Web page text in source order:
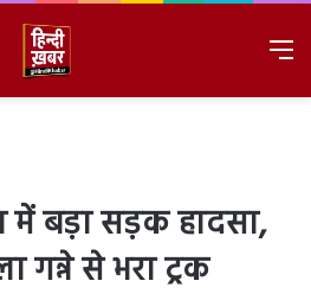
में बड़ा सड़क हादसा,
गन्ने से भरा ट्रक